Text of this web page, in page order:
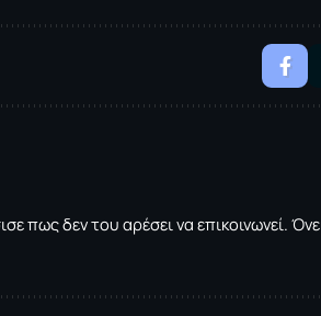
πως δεν του αρέσει να επικοινωνεί.